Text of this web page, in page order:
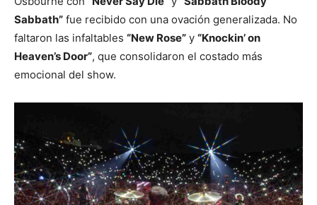
Sabbath” fue recibido con una ovación generalizada. No
faltaron las infaltables “New Rose” y “Knockin’ on
Heaven’s Door”, que consolidaron el costado más
emocional del show.